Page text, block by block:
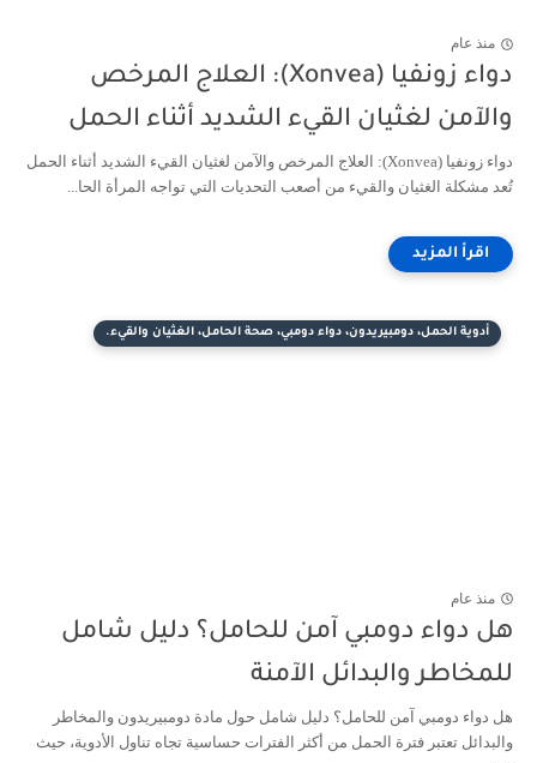
منذ عام
دواء زونفيا (Xonvea): العلاج المرخص
والآمن لغثيان القيء الشديد أثناء الحمل
دواء زونفيا (Xonvea): العلاج المرخص والآمن لغثيان القيء الشديد أثناء الحمل
تُعد مشكلة الغثيان والقيء من أصعب التحديات التي تواجه المرأة الحا...
أدوية الحمل، دومبيريدون، دواء دومبي، صحة الحامل، الغثيان والقيء.
منذ عام
هل دواء دومبي آمن للحامل؟ دليل شامل
للمخاطر والبدائل الآمنة
هل دواء دومبي آمن للحامل؟ دليل شامل حول مادة دومبيريدون والمخاطر
والبدائل تعتبر فترة الحمل من أكثر الفترات حساسية تجاه تناول الأدوية، حيث